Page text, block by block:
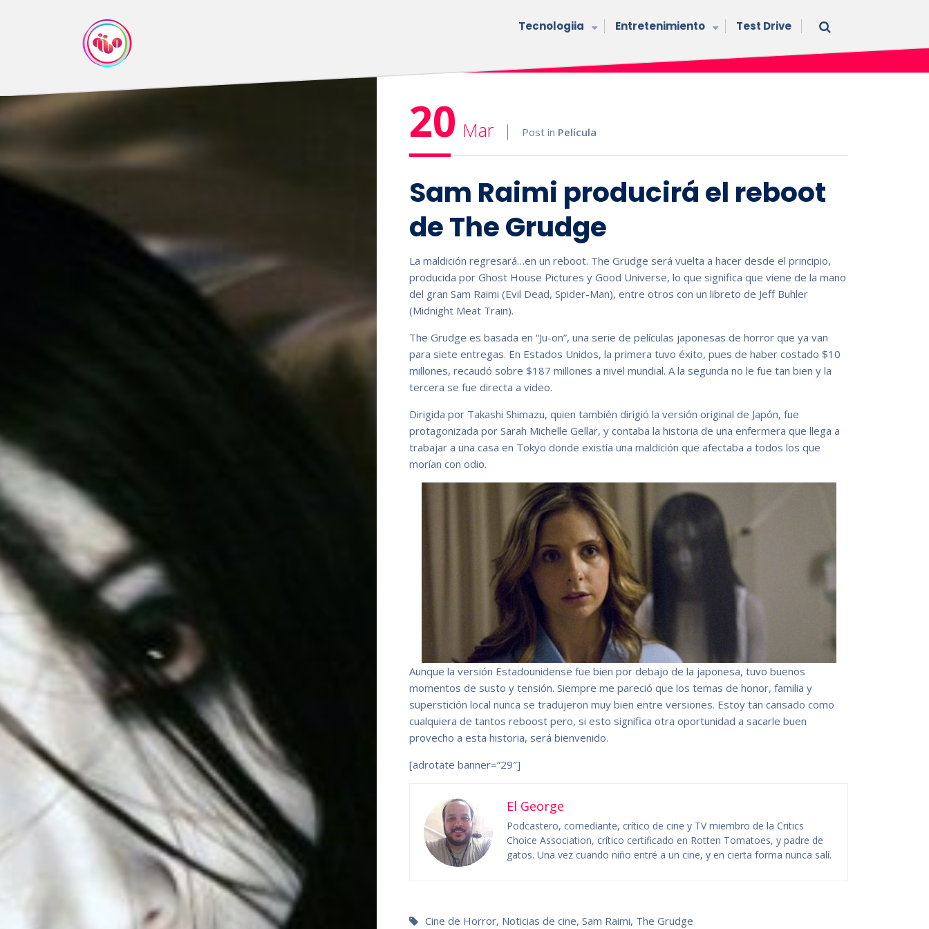
Tecnologiia Entretenimiento Test Drive
20 Mar Post in Película
Sam Raimi producirá el reboot
de The Grudge
La maldición regresará…en un reboot. The Grudge será vuelta a hacer desde el principio,
producida por Ghost House Pictures y Good Universe, lo que significa que viene de la mano
del gran Sam Raimi (Evil Dead, Spider-Man), entre otros con un libreto de Jeff Buhler
(Midnight Meat Train).
The Grudge es basada en “Ju-on”, una serie de películas japonesas de horror que ya van
para siete entregas. En Estados Unidos, la primera tuvo éxito, pues de haber costado $10
millones, recaudó sobre $187 millones a nivel mundial. A la segunda no le fue tan bien y la
tercera se fue directa a video.
Dirigida por Takashi Shimazu, quien también dirigió la versión original de Japón, fue
protagonizada por Sarah Michelle Gellar, y contaba la historia de una enfermera que llega a
trabajar a una casa en Tokyo donde existía una maldición que afectaba a todos los que
morían con odio.
Aunque la versión Estadounidense fue bien por debajo de la japonesa, tuvo buenos
momentos de susto y tensión. Siempre me pareció que los temas de honor, familia y
superstición local nunca se tradujeron muy bien entre versiones. Estoy tan cansado como
cualquiera de tantos reboost pero, si esto significa otra oportunidad a sacarle buen
provecho a esta historia, será bienvenido.
[adrotate banner=”29″]
El George
Podcastero, comediante, crítico de cine y TV miembro de la Critics
Choice Association, crítico certificado en Rotten Tomatoes, y padre de
gatos. Una vez cuando niño entré a un cine, y en cierta forma nunca salí.
Cine de Horror, Noticias de cine,Sam Raimi, The Grudge